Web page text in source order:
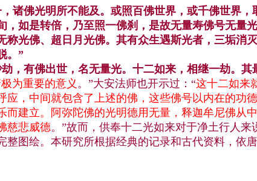
诸佛光明所不能及。或照百佛世界，或千佛世界
，如是转倍，乃至照一佛刹，是故无量寿佛号无量
称光佛、超 日月光佛。其有众生遇斯光者，三垢消
。”
，有佛出世，名无量光。十二如来，相继一劫。
为重要的意义 。”大安法师也开示过：“这十二如来
，中间就包含了上述的佛，这些佛号以内在的功
建立。阿弥陀佛的光明德用无量，释迦牟尼佛从
慈悲威德。”故而，供奉十二光如来对于净土行人来
图绘。本研究所根据经典的记录和古代资料，依